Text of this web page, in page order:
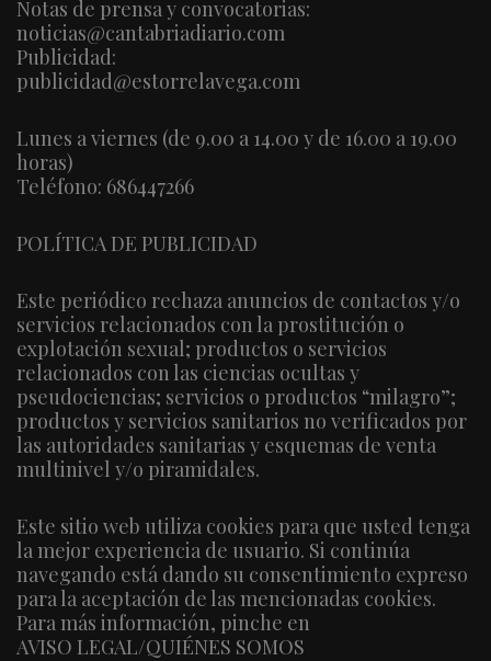
Notas de prensa y convocatorias:
noticias@cantabriadiario.com
Publicidad:
publicidad@estorrelavega.com
Lunes a viernes (de 9.00 a 14.00 y de 16.00 a 19.00
horas)
Teléfono: 686447266
POLÍTICA DE PUBLICIDAD
Este periódico rechaza anuncios de contactos y/o
servicios relacionados con la prostitución o
explotación sexual; productos o servicios
relacionados con las ciencias ocultas y
pseudociencias; servicios o productos “milagro”;
productos y servicios sanitarios no verificados por
las autoridades sanitarias y esquemas de venta
multinivel y/o piramidales.
Este sitio web utiliza cookies para que usted tenga
la mejor experiencia de usuario. Si continúa
navegando está dando su consentimiento expreso
para la aceptación de las mencionadas cookies.
Para más información, pinche en
AVISO LEGAL/QUIÉNES SOMOS